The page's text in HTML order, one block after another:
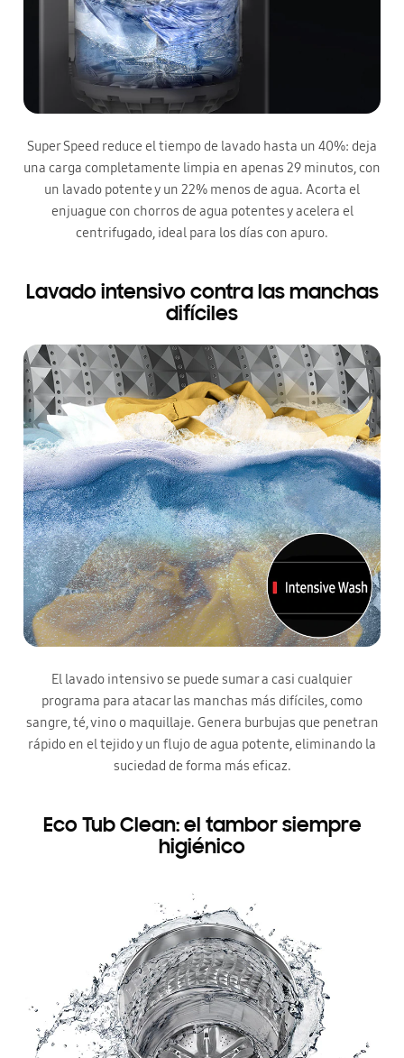
Super Speed reduce el tiempo de lavado hasta un 40%: deja
una carga completamente limpia en apenas 29 minutos, con
un lavado potente y un 22% menos de agua. Acorta el
enjuague con chorros de agua potentes y acelera el
centrifugado, ideal para los días con apuro.
Lavado intensivo contra las manchas
difíciles
El lavado intensivo se puede sumar a casi cualquier
programa para atacar las manchas más difíciles, como
sangre, té, vino o maquillaje. Genera burbujas que penetran
rápido en el tejido y un flujo de agua potente, eliminando la
suciedad de forma más eficaz.
Eco Tub Clean: el tambor siempre
higiénico